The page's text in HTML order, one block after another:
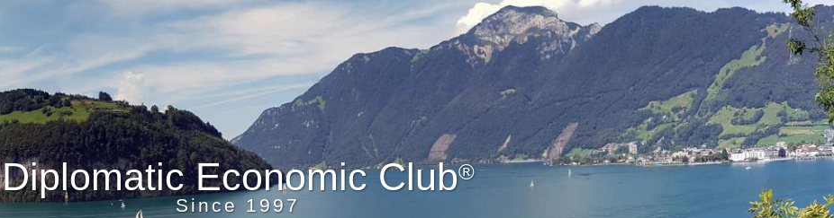
Diplomatic Economic Club®
Since 1997